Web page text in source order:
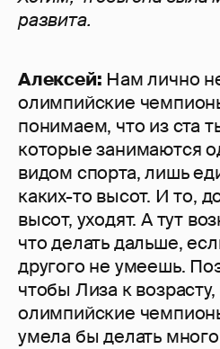
развита.
Алексей: Нам лично
олимпийские
понимаем, что из ста
которые занимаются
видом спорта, лишь
каких-то высот. И то,
высот, уходят. А тут
что делать дальше,
другого не умеешь.
чтобы Лиза к
олимпийские
умела бы делать